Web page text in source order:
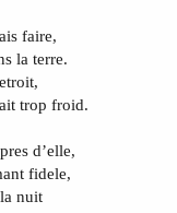
faire,
la terre.
trop froid.
d’elle,
fidele,
nuit